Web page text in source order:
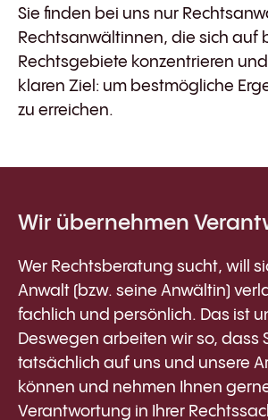
Sie finden bei uns nur
Rechtsanwältinnen, die sich auf
Rechtsgebiete konzentrieren
klaren Ziel: um bestmögliche
zu erreichen.
Wir übernehmen
Wer Rechtsberatung sucht, will
Anwalt (bzw. seine Anwältin)
fachlich und persönlich. Das ist
Deswegen arbeiten wir so, dass
tatsächlich auf uns und unsere
können und nehmen Ihnen
Verantwortung in Ihrer